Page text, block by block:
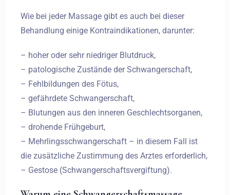
Wie bei jeder Massage gibt es auch bei dieser
Behandlung einige Kontraindikationen, darunter:
– hoher oder sehr niedriger Blutdruck,
– patologische Zustände der Schwangerschaft,
– Fehlbildungen des Fötus,
– gefährdete Schwangerschaft,
– Blutungen aus den inneren Geschlechtsorganen,
– drohende Frühgeburt,
– Mehrlingsschwangerschaft – in diesem Fall ist
die zusätzliche Zustimmung des Arztes erforderlich,
– Gestose (Schwangerschaftsvergiftung).